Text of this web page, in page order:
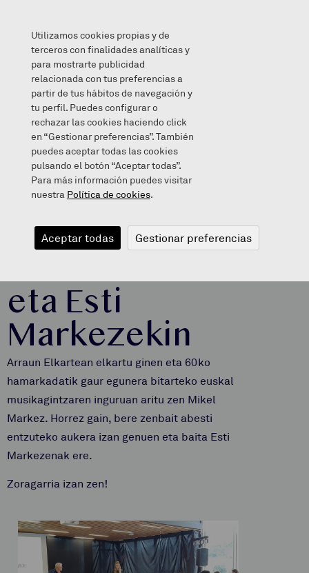
DBH 3 eta 4ko ikasleak Mikel eta Esti Markezekin
2021/04/30
DBH 3 eta 4ko
ikasleak Mikel
eta Esti
Markezekin
Arraun Elkartean elkartu ginen eta 60ko
hamarkadatik gaur egunera bitarteko euskal
musikagintzaren inguruan aritu zen Mikel
Markez. Horrez gain, bere zenbait abesti
entzuteko aukera izan genuen eta baita Esti
Markezenak ere.
Zoragarria izan zen!
Utilizamos cookies propias y de
terceros con finalidades analíticas y
para mostrarte publicidad
relacionada con tus preferencias a
partir de tus hábitos de navegación y
tu perfil. Puedes configurar o
rechazar las cookies haciendo click
en “Gestionar preferencias”. También
puedes aceptar todas las cookies
pulsando el botón “Aceptar todas”.
Para más información puedes visitar
nuestra Política de cookies.
Aceptar todas Gestionar preferencias